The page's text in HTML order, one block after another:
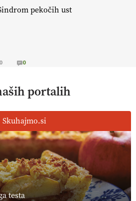
pekočih ust
0
portalih
Skuhajmo.si
testa